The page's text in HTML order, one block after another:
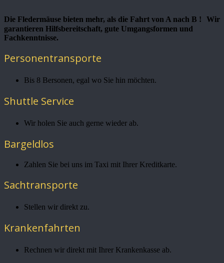
Die Fledermäuse bieten mehr, als die Fahrt von A nach B ! Wir
garantieren Hilfsbereitschaft, gute Umgangsformen und
Fachkenntnisse.
Personentransporte
Bis 8 Bersonen, egal wo Sie hin möchten.
Shuttle Service
Wir holen Sie auch gerne wieder ab.
Bargeldlos
Zahlen Sie bei uns im Taxi mit Ihrer Kreditkarte.
Sachtransporte
Stellen wir direkt zu.
Krankenfahrten
Rechnen wir direkt mit Ihrer Krankenkasse ab.